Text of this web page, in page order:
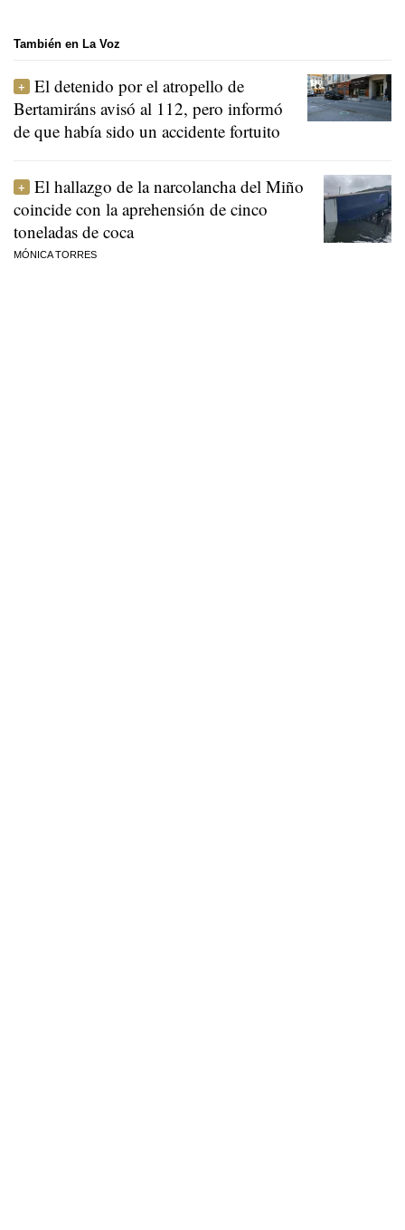
También en La Voz
El detenido por el atropello de
Bertamiráns avisó al 112, pero informó
de que había sido un accidente fortuito
El hallazgo de la narcolancha del Miño
coincide con la aprehensión de cinco
toneladas de coca
MÓNICA TORRES